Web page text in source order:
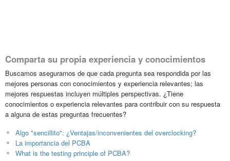
Comparta su propia experiencia y conocimientos
Buscamos asegurarnos de que cada pregunta sea respondida por las
mejores personas con conocimientos y experiencia relevantes; las
mejores respuestas incluyen múltiples perspectivas. ¿Tiene
conocimientos o experiencia relevantes para contribuir con su respuesta
a alguna de estas preguntas frecuentes?
Algo "sencillito": ¿Ventajas/inconvenientes del overclocking?
La importancia del PCBA
What is the testing principle of PCBA?